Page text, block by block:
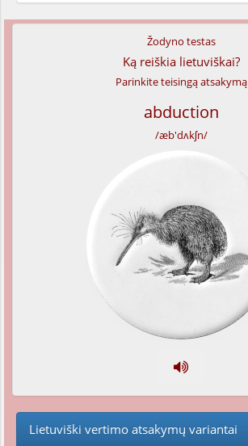
Žodyno testas
Ką reiškia lietuviškai?
Parinkite teisingą atsakymą
abduction
/æb'dʌkʃn/
Lietuviški vertimo atsakymų variantai